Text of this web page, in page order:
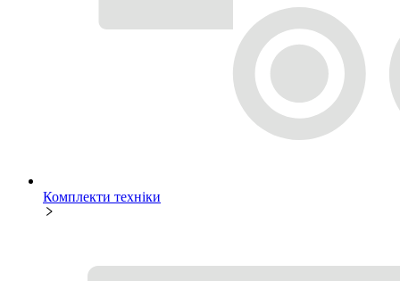
Комплекти техніки